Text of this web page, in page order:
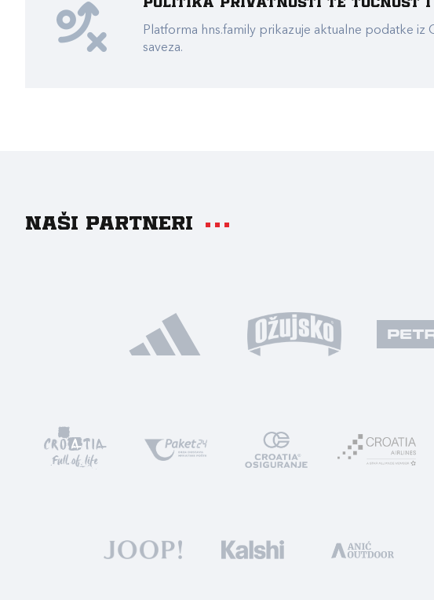
Politika privatnosti te točnost i
Platforma hns.family prikazuje aktualne podatke
saveza.
Naši partneri